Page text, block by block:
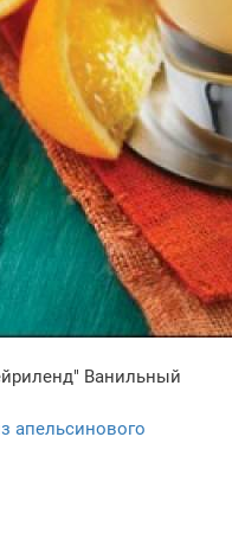
Ванильный
апельсинового